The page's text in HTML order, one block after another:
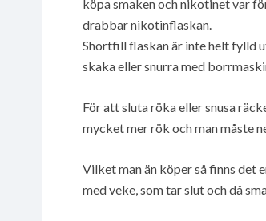
köpa smaken och nikotinet var
drabbar nikotinflaskan.
Shortfill flaskan är inte helt fylld
skaka eller snurra med
För att sluta röka eller snusa
mycket mer rök och man måste
Vilket man än köper så finns det
med veke, som tar slut och då